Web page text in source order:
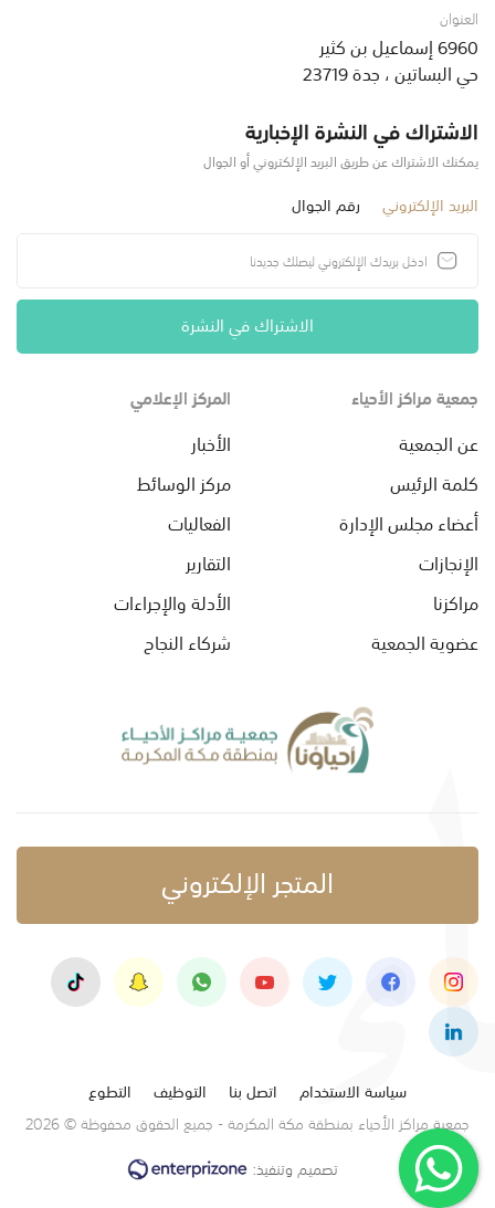
العنوان
6960 إسماعيل بن كثير
حي البساتين ، جدة 23719
الاشتراك في النشرة الإخبارية
يمكنك الاشتراك عن طريق البريد الإلكتروني أو الجوال
البريد الإلكتروني رقم الجوال
الاشتراك في النشرة
جمعية مراكز الأحياء
عن الجمعية
كلمة الرئيس
أعضاء مجلس الإدارة
الإنجازات
مراكزنا
عضوية الجمعية
المركز الإعلامي
الأخبار
مركز الوسائط
الفعاليات
التقارير
الأدلة والإجراءات
شركاء النجاح
المتجر الإلكتروني
سياسة الاستخدام اتصل بنا التوظيف
التطوع
جمعية مراكز الأحياء بمنطقة مكة المكرمة - جميع الحقوق محفوظة © 2026
تصميم وتنفيذ: